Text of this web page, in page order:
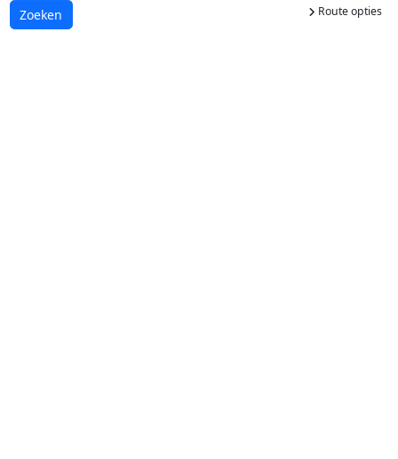
Route opties
Laden...
Zoeken